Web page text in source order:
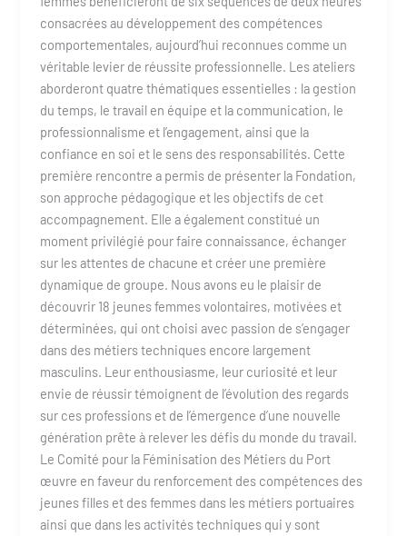
consacrées au développement des compétences
comportementales, aujourd’hui reconnues comme un
véritable levier de réussite professionnelle. Les ateliers
aborderont quatre thématiques essentielles : la gestion
du temps, le travail en équipe et la communication, le
professionnalisme et l’engagement, ainsi que la
confiance en soi et le sens des responsabilités. Cette
première rencontre a permis de présenter la Fondation,
son approche pédagogique et les objectifs de cet
accompagnement. Elle a également constitué un
moment privilégié pour faire connaissance, échanger
sur les attentes de chacune et créer une première
dynamique de groupe. Nous avons eu le plaisir de
découvrir 18 jeunes femmes volontaires, motivées et
déterminées, qui ont choisi avec passion de s’engager
dans des métiers techniques encore largement
masculins. Leur enthousiasme, leur curiosité et leur
envie de réussir témoignent de l’évolution des regards
sur ces professions et de l’émergence d’une nouvelle
génération prête à relever les défis du monde du travail.
Le Comité pour la Féminisation des Métiers du Port
œuvre en faveur du renforcement des compétences des
jeunes filles et des femmes dans les métiers portuaires
ainsi que dans les activités techniques qui y sont